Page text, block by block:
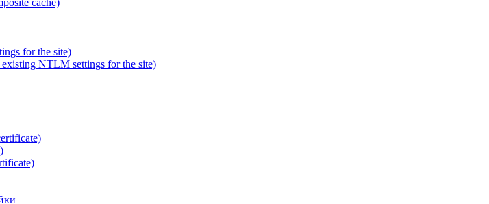
cache)
for the site)
NTLM settings for the site)